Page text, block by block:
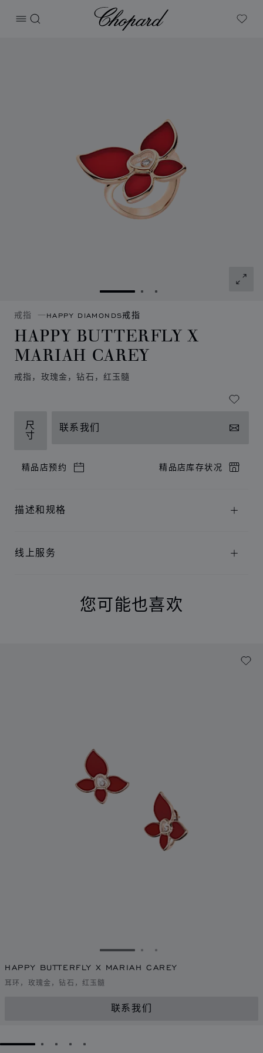
打开菜单
搜索
Chopard
My
转到幻灯片 1转到幻灯片 2
转到幻灯片 3
戒指 HAPPY DIAMONDS戒指
HAPPY BUTTERFLY X
MARIAH CAREY
戒指，玫瑰金，钻石，红玉髓
尺
寸
联系我们
精品店预约 精品店库存状况
描述和规格
线上服务
您可能也喜欢
转到幻灯片 1转到幻灯片 2
转到幻灯片 3
HAPPY BUTTERFLY X MARIAH CAREY
耳环，玫瑰金，钻石，红玉髓
联系我们
GO TO SLIDE 1GO TO SLIDE 2
GO TO SLIDE 3
GO TO SLIDE 4
GO TO SLIDE 5